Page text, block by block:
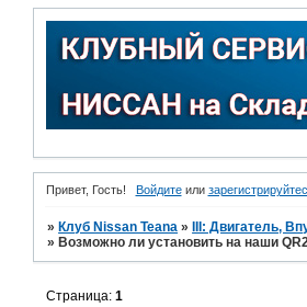
Привет, Гость! Войдитеили
» Клуб Nissan Teana »
III: Двигатель,
» Возможно ли установить на наши
Страница:1